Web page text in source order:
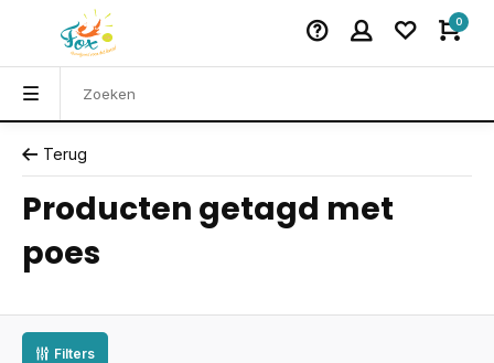
0
Terug
Producten getagd met
poes
Filters